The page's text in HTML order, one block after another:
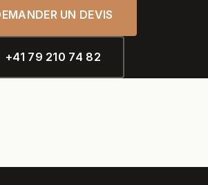
UN DEVIS
+41 79 210 74 82